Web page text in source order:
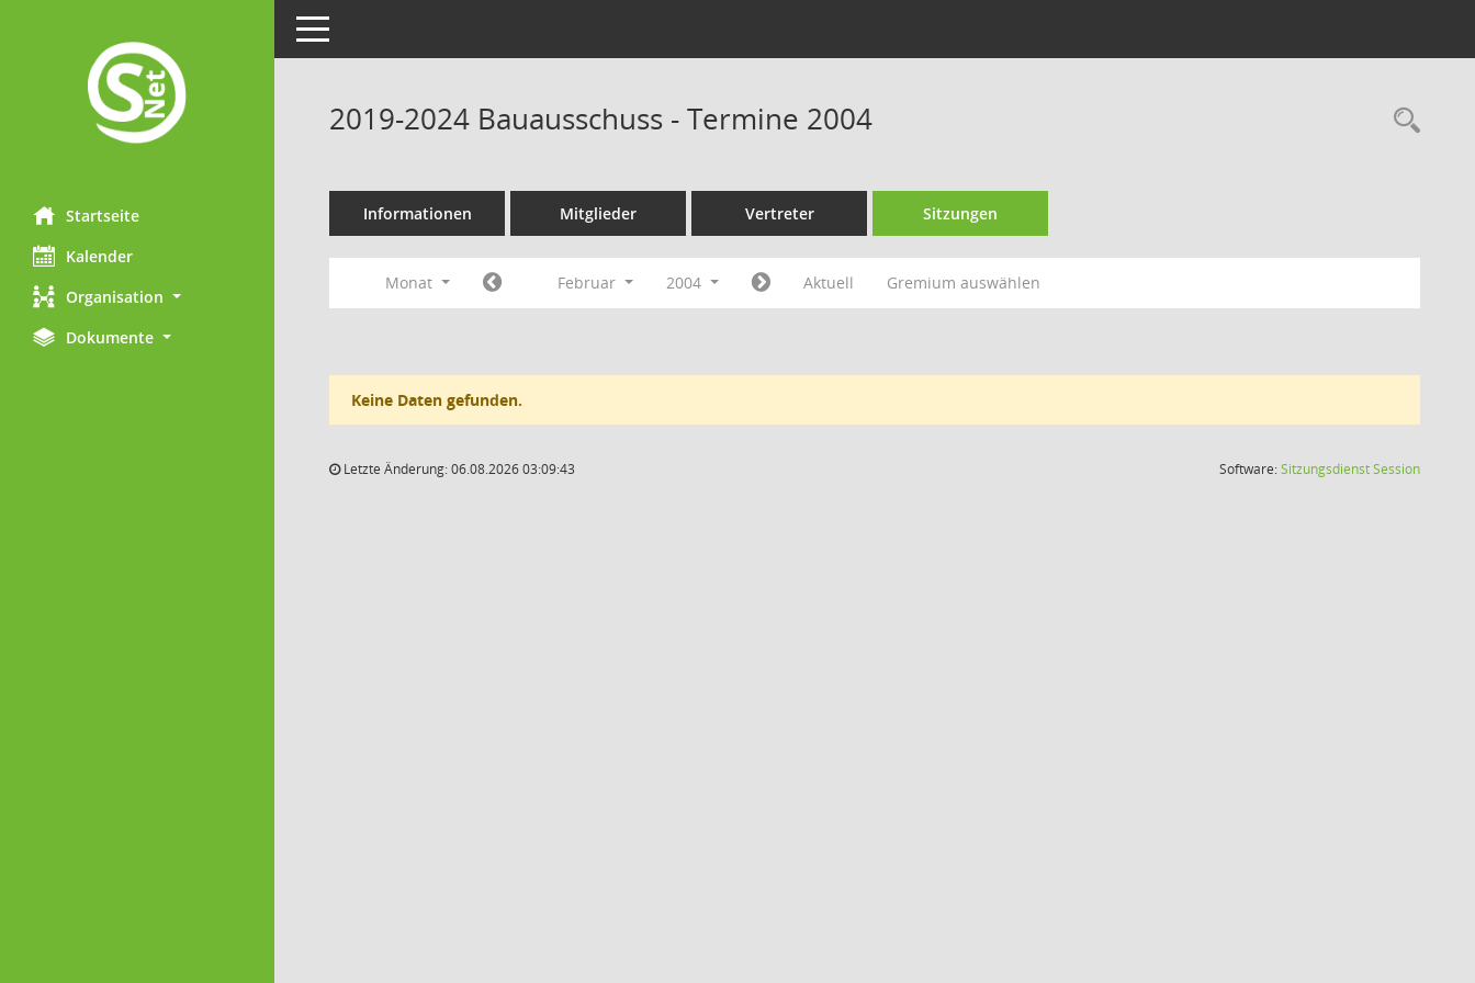
Startseite
Kalender
Organisation
Dokumente
Toggle navigation
2019-2024 Bauausschuss - Termine 2004
Informationen Mitglieder Vertreter Sitzungen
Monat Februar 2004 Aktuell Gremium auswählen
Keine Daten gefunden.
Letzte Änderung: 06.08.2026 03:09:43 Software:SitzungsdienstSession(Wird in